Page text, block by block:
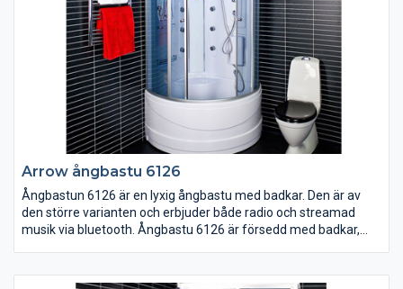
Arrow ångbastu 6126
Ångbastun 6126 är en lyxig ångbastu med badkar. Den är av
den större varianten och erbjuder både radio och streamad
musik via bluetooth. Ångbastu 6126 är försedd med badkar,
display med touch-knappar, LED-takbelysning, färgskiftande